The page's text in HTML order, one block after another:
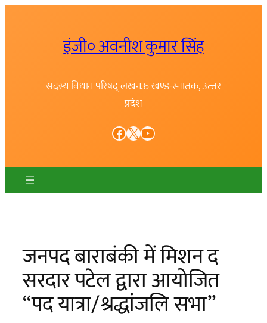
इंजी० अवनीश कुमार सिंह
सदस्य विधान परिषद् लखनऊ खण्ड-स्नातक, उत्त्तर
प्रदेश
Facebook X YouTube
जनपद बाराबंकी में मिशन द
सरदार पटेल द्वारा आयोजित
“पद यात्रा/श्रद्धांजलि सभा”